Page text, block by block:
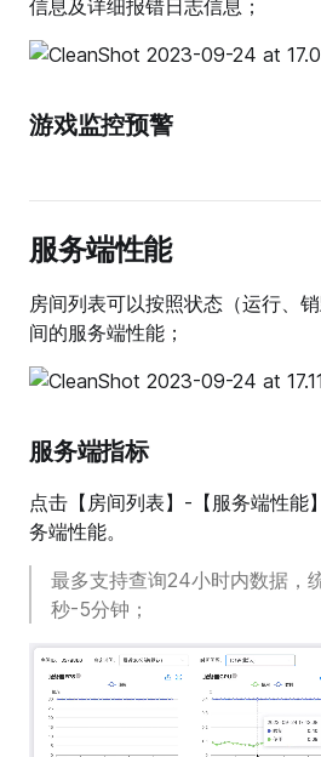
信息及详细报错日志信息；
游戏监控预警
服务端性能
房间列表可以按照状态（运行、
间的服务端性能；
服务端指标
点击【房间列表】-【服务端性能
务端性能。
最多支持查询24小时内数据，
秒-5分钟；